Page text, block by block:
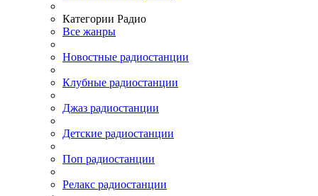
Категории Радио
Все жанры
Новостные радиостанции
Клубные радиостанции
Джаз радиостанции
Детские радиостанции
Поп радиостанции
Релакс радиостанции